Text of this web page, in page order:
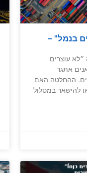
בנמל" –
עוצרים
אתגר
ההחלטה האם
להישאר במסלול